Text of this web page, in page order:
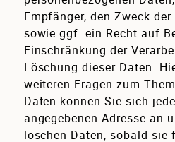
Empfänger, den Zweck
sowie ggf. ein Recht auf
Einschränkung der
Löschung dieser Daten.
weiteren Fragen zum
Daten können Sie sich
angegebenen Adresse an
löschen Daten, sobald sie